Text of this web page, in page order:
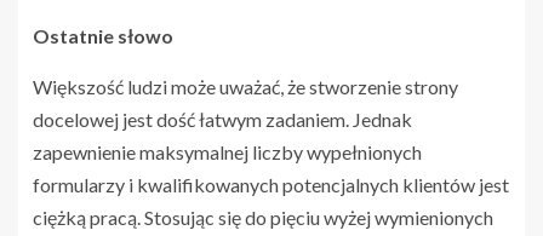
Ostatnie słowo
Większość ludzi może uważać, że stworzenie strony
docelowej jest dość łatwym zadaniem. Jednak
zapewnienie maksymalnej liczby wypełnionych
formularzy i kwalifikowanych potencjalnych klientów jest
ciężką pracą. Stosując się do pięciu wyżej wymienionych